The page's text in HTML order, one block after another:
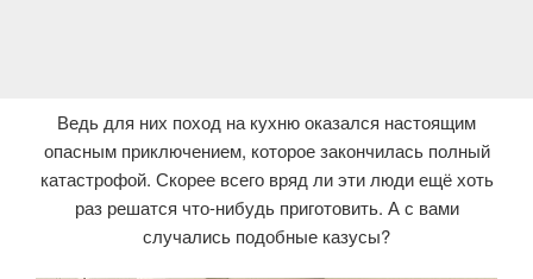
Ведь для них поход на кухню оказался настоящим
опасным приключением, которое закончилась полный
катастрофой. Скорее всего вряд ли эти люди ещё хоть
раз решатся что-нибудь приготовить. А с вами
случались подобные казусы?